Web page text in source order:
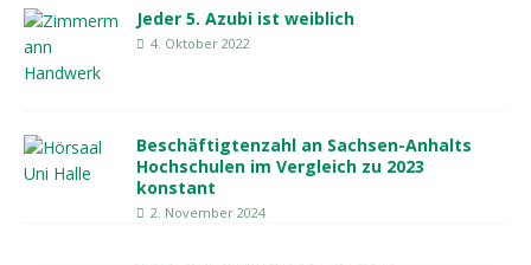
Jeder 5. Azubi ist weiblich
4. Oktober 2022
Beschäftigtenzahl an Sachsen-Anhalts
Hochschulen im Vergleich zu 2023
konstant
2. November 2024